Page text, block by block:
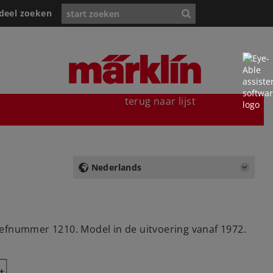
zoeken
terug naar lijst
Nederlands
1210. Model in de uitvoering vanaf 1972.